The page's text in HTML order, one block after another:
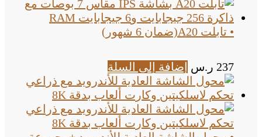
• تابلت A20(ضمان 6 شهور)
237 ر.س إضافة إلى السلة